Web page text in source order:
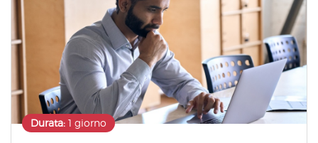
Durata: 1 giorno